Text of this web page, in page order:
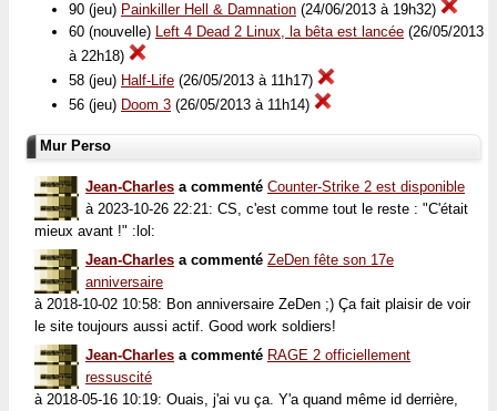
90 (jeu) Painkiller Hell & Damnation (24/06/2013 à 19h32)
60 (nouvelle) Left 4 Dead 2 Linux, la bêta est lancée (26/05/2013
à 22h18)
58 (jeu) Half-Life (26/05/2013 à 11h17)
56 (jeu) Doom 3 (26/05/2013 à 11h14)
Mur Perso
Jean-Charles a commenté Counter-Strike 2 est disponible
à 2023-10-26 22:21: CS, c'est comme tout le reste : "C'était
mieux avant !" :lol:
Jean-Charles a commenté ZeDen fête son 17e
anniversaire
à 2018-10-02 10:58: Bon anniversaire ZeDen ;) Ça fait plaisir de voir
le site toujours aussi actif. Good work soldiers!
Jean-Charles a commenté RAGE 2 officiellement
ressuscité
à 2018-05-16 10:19: Ouais, j'ai vu ça. Y'a quand même id derrière,